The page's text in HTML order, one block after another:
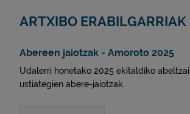
ARTXIBO ERABILGARRIAK
Abereen jaiotzak - Amoroto 2025
Udalerri honetako 2025 ekitaldiko
ustiategien abere-jaiotzak.